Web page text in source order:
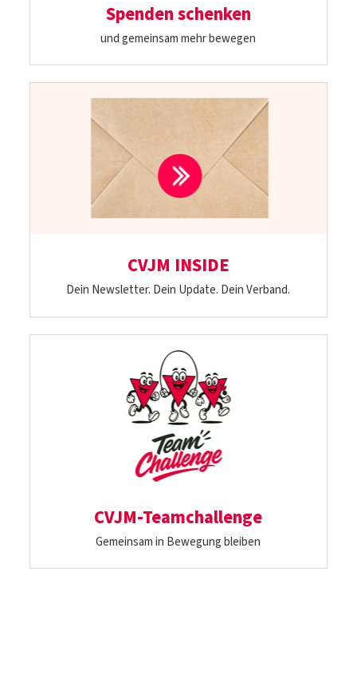
Spenden schenken
und gemeinsam mehr bewegen
CVJM INSIDE
Dein Newsletter. Dein Update. Dein Verband.
CVJM-Teamchallenge
Gemeinsam in Bewegung bleiben